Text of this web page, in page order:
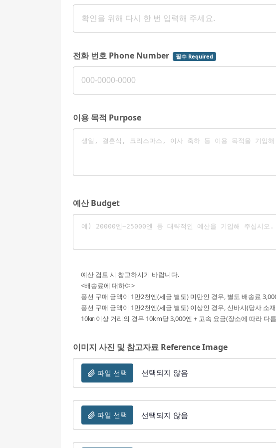
전화 번호 Phone Number 필수 Required
이용 목적 Purpose
예산 Budget
예산 검토 시 참고하시기 바랍니다.
<배송료에 대하여>
풍선 구매 금액이 1만2천엔(세금 별도) 미만인 경우, 별도 배송료
풍선 구매 금액이 1만2천엔(세금 별도) 이상인 경우, 신바시(당사 소
10㎞ 이상 거리의 경우 10km당 3,000엔 + 고속 요금(장소에 따라 다
이미지 사진 및 참고자료 Reference Image
파일 선택 선택되지 않음
파일 선택 선택되지 않음